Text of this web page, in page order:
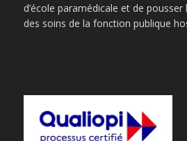
d’école paramédicale et de
des soins de la fonction publique